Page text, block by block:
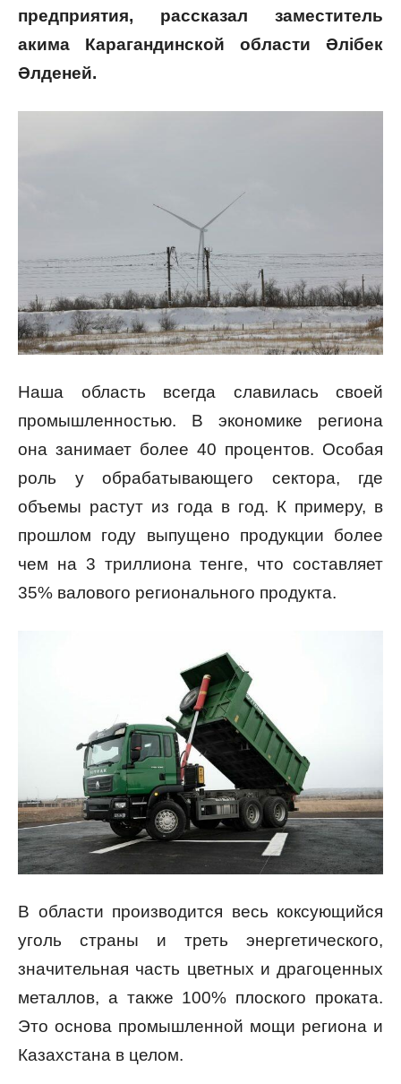
предприятия, рассказал заместитель
акима Карагандинской области Әлібек
Әлденей.
Наша область всегда славилась своей
промышленностью. В экономике региона
она занимает более 40 процентов. Особая
роль у обрабатывающего сектора, где
объемы растут из года в год. К примеру, в
прошлом году выпущено продукции более
чем на 3 триллиона тенге, что составляет
35% валового регионального продукта.
В области производится весь коксующийся
уголь страны и треть энергетического,
значительная часть цветных и драгоценных
металлов, а также 100% плоского проката.
Это основа промышленной мощи региона и
Казахстана в целом.